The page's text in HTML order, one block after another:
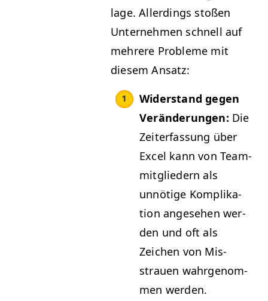
lage. Allerd­ings stoßen
Unternehmen schnell auf
mehrere Prob­leme mit
diesem Ansatz:
Wider­stand gegen
Verän­derun­gen: Die
Zeit­er­fas­sung über
Excel kann von Team­
mit­gliedern als
unnötige Kom­p­lika­
tion ange­se­hen wer­
den und oft als
Zeichen von Mis­
strauen wahrgenom­
men werden.